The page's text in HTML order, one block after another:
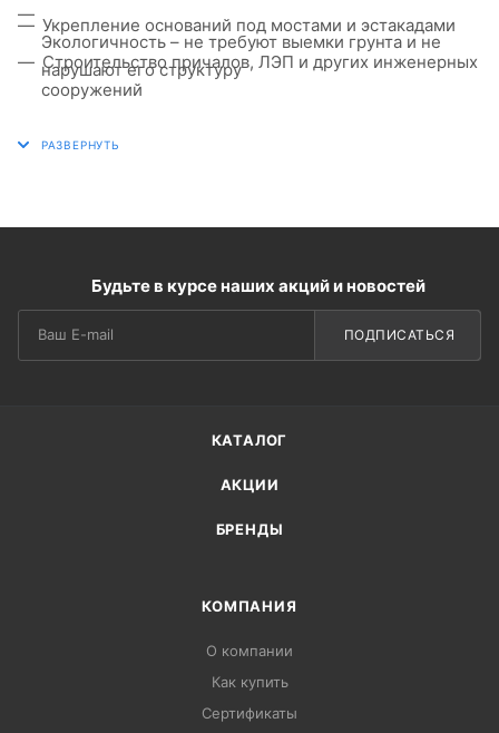
Экологичность – не требуют выемки грунта и не
нарушают его структуру
Укрепление оснований под мостами и эстакадами
Строительство причалов, ЛЭП и других инженерных
сооружений
реконструкции
Будьте в курсе наших акций и новостей
ПОДПИСАТЬСЯ
КАТАЛОГ
АКЦИИ
БРЕНДЫ
КОМПАНИЯ
О компании
Как купить
Сертификаты